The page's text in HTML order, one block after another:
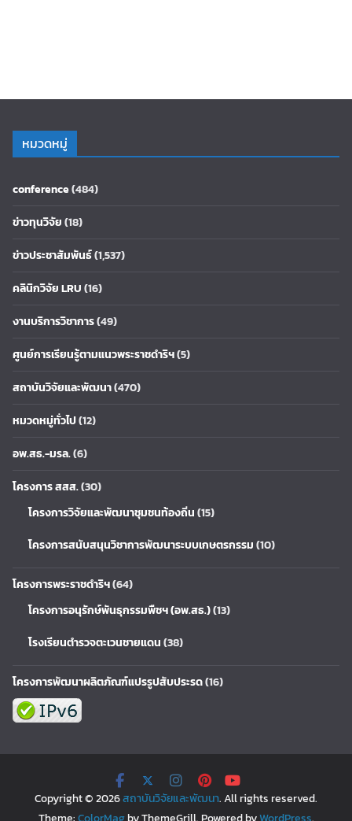
หมวดหมู่
conference(484)
ข่าวทุนวิจัย(18)
ข่าวประชาสัมพันธ์(1,537)
คลินิกวิจัย LRU(16)
งานบริการวิชาการ(49)
ศูนย์การเรียนรู้ตามแนวพระราชดำริฯ(5)
สถาบันวิจัยและพัฒนา(470)
หมวดหมู่ทั่วไป(12)
อพ.สธ.-มรล.(6)
โครงการ สสส.(30)
โครงการวิจัยและพัฒนาชุมชนท้องถิ่น(15)
โครงการสนับสนุนวิชาการพัฒนาระบบเกษตรกรรม(10)
โครงการพระราชดำริฯ(64)
โครงการอนุรักษ์พันธุกรรมพืชฯ (อพ.สธ.)(13)
โรงเรียนตำรวจตะเวนชายแดน(38)
โครงการพัฒนาผลิตภัณฑ์แปรรูปสับประรด(16)
Copyright © 2026สถาบันวิจัยและพัฒนา. All rights reserved.